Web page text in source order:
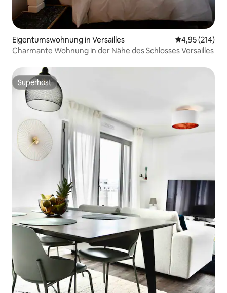
Eigentumswohnung in Versailles
4,95 (214)
Charmante Wohnung in der Nähe des Schlosses Versailles
Superhost
Superhost